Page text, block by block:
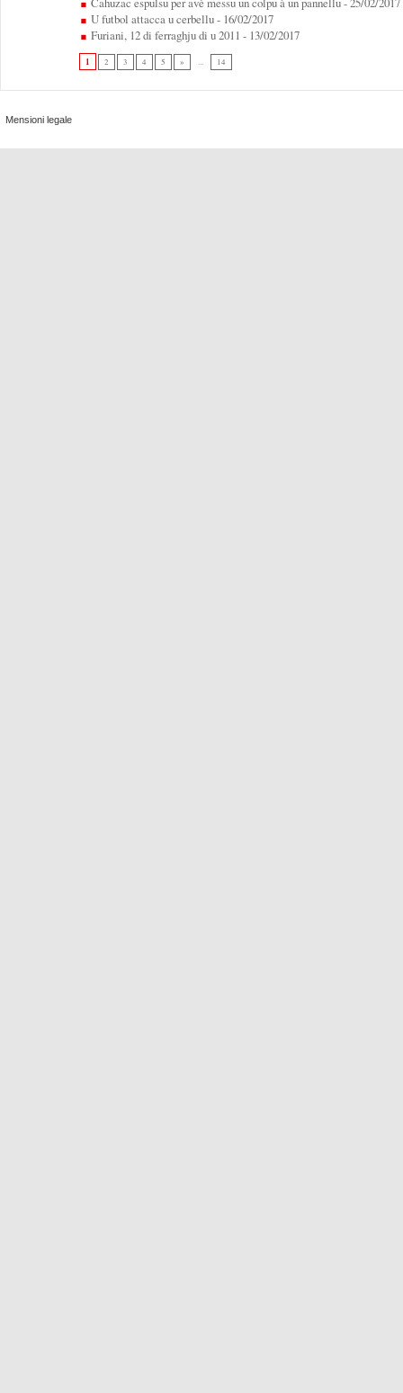
U futbol attacca u cerbellu- 16/02/2017
Furiani, 12 di ferraghju di u 2011 - 13/02/2017
1 2 3 4 5 » ... 14
Mensioni legale